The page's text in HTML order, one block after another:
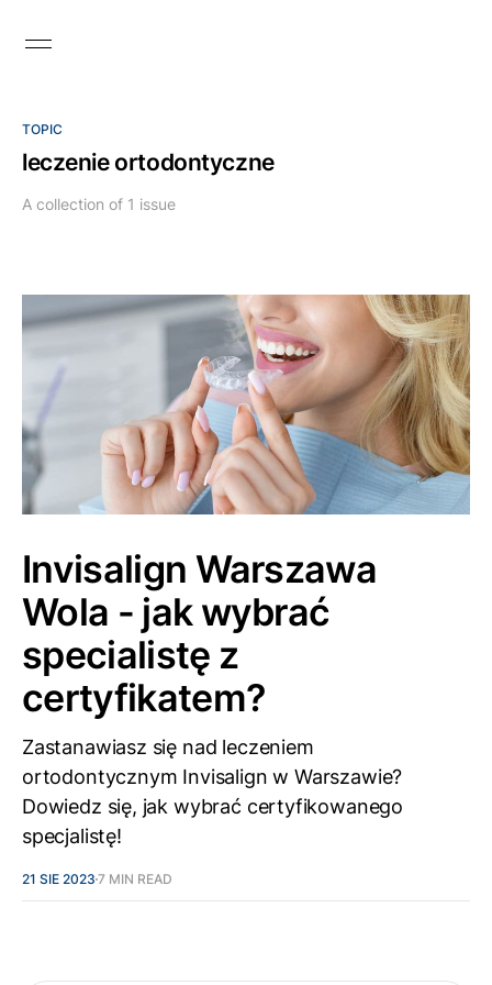
TOPIC
leczenie ortodontyczne
A collection of 1 issue
Invisalign Warszawa
Wola - jak wybrać
specialistę z
certyfikatem?
Zastanawiasz się nad leczeniem
ortodontycznym Invisalign w Warszawie?
Dowiedz się, jak wybrać certyfikowanego
specjalistę!
21 SIE 2023 7 MIN READ